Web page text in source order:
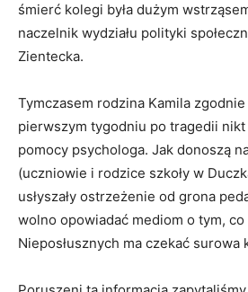
śmierć kolegi była dużym
naczelnik wydziału polityki
Zientecka.
Tymczasem rodzina Kamila
pierwszym tygodniu po tragedii nikt
pomocy psychologa. Jak donoszą
(uczniowie i rodzice szkoły w
usłyszały ostrzeżenie od grona
wolno opowiadać mediom o tym,
Nieposłusznych ma czekać surowa